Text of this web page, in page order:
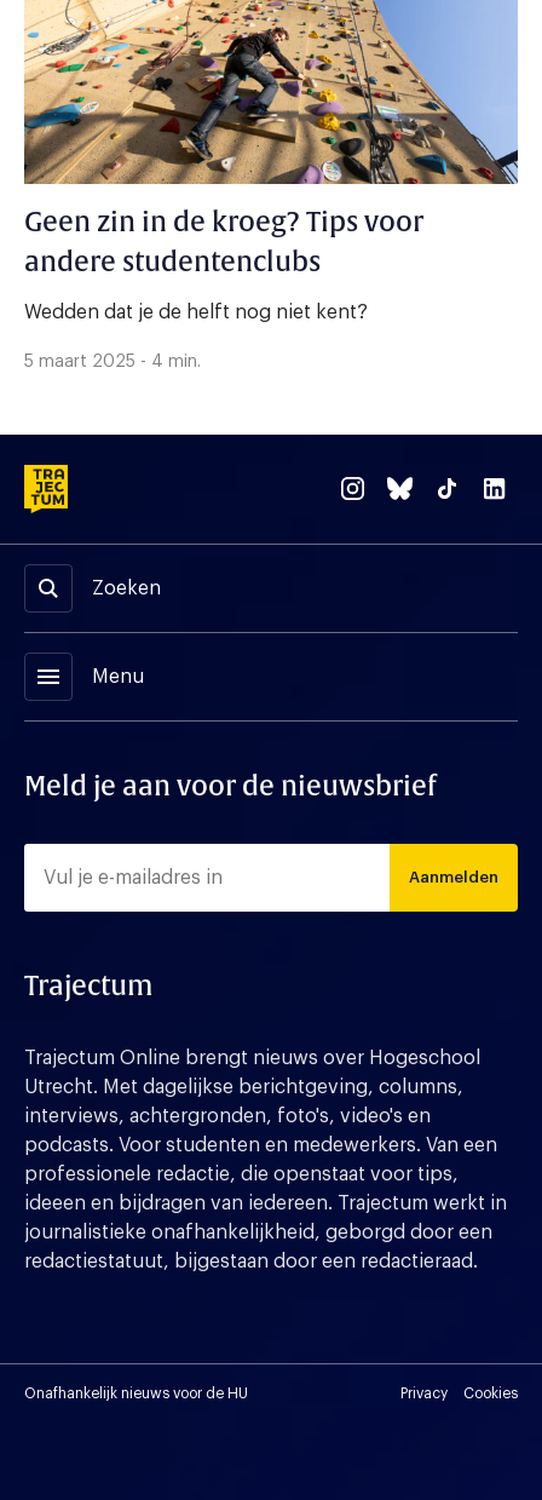
Geen zin in de kroeg? Tips voor
andere studentenclubs
Wedden dat je de helft nog niet kent?
5 maart 2025 - 4 min.
Zoeken
menu Menu
Meld je aan voor de nieuwsbrief
Aanmelden
Trajectum
Trajectum Online brengt nieuws over Hogeschool
Utrecht. Met dagelijkse berichtgeving, columns,
interviews, achtergronden, foto's, video's en
podcasts. Voor studenten en medewerkers. Van een
professionele redactie, die openstaat voor tips,
ideeen en bijdragen van iedereen. Trajectum werkt in
journalistieke onafhankelijkheid, geborgd door een
redactiestatuut, bijgestaan door een redactieraad.
Onafhankelijk nieuws voor de HU Privacy Cookies